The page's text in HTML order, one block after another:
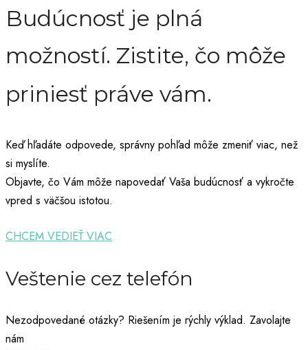
Budúcnosť je plná
možností. Zistite, čo môže
priniesť práve vám.
Keď hľadáte odpovede, správny pohľad môže zmeniť viac, než
si myslíte.
Objavte, čo Vám môže napovedať Vaša budúcnosť a vykročte
vpred s väčšou istotou.
CHCEM VEDIEŤ VIAC
Veštenie cez telefón
Nezodpovedané otázky? Riešením je rýchly výklad. Zavolajte
nám